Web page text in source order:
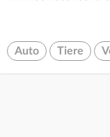
Auto Tiere